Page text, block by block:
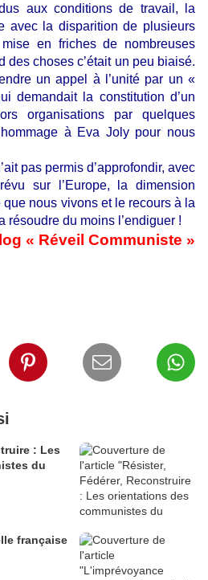
aux conditions de travail, la
avec la disparition de plusieurs
en friches de nombreuses
choses c’était un peu biaisé.
un appel à l’unité par un «
demandait la constitution d’un
organisations par quelques
à Eva Joly pour nous
pas permis d’approfondir, avec
sur l’Europe, la dimension
nous vivons et le recours à la
résoudre du moins l’endiguer !
« Réveil Communiste »
: Les
du
française